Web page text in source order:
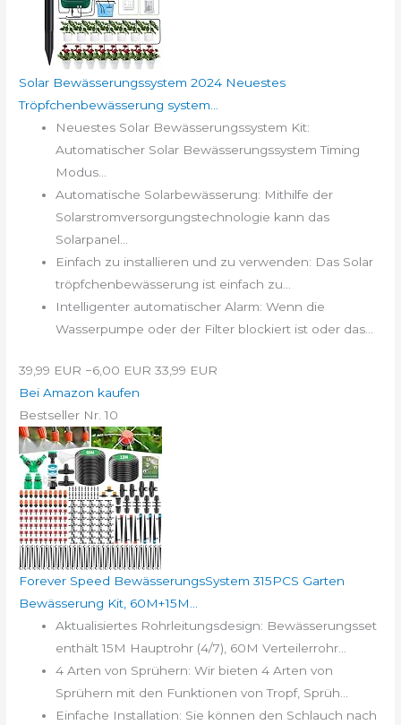
Solar Bewässerungssystem 2024 Neuestes
Tröpfchenbewässerung system...
Neuestes Solar Bewässerungssystem Kit:
Automatischer Solar Bewässerungssystem Timing
Modus...
Automatische Solarbewässerung: Mithilfe der
Solarstromversorgungstechnologie kann das
Solarpanel...
Einfach zu installieren und zu verwenden: Das Solar
tröpfchenbewässerung ist einfach zu...
Intelligenter automatischer Alarm: Wenn die
Wasserpumpe oder der Filter blockiert ist oder das...
39,99 EUR −6,00 EUR 33,99 EUR
Bei Amazon kaufen
Bestseller Nr. 10
Forever Speed BewässerungsSystem 315PCS Garten
Bewässerung Kit, 60M+15M...
Aktualisiertes Rohrleitungsdesign: Bewässerungsset
enthält 15M Hauptrohr (4/7), 60M Verteilerrohr...
4 Arten von Sprühern: Wir bieten 4 Arten von
Sprühern mit den Funktionen von Tropf, Sprüh...
Einfache Installation: Sie können den Schlauch nach